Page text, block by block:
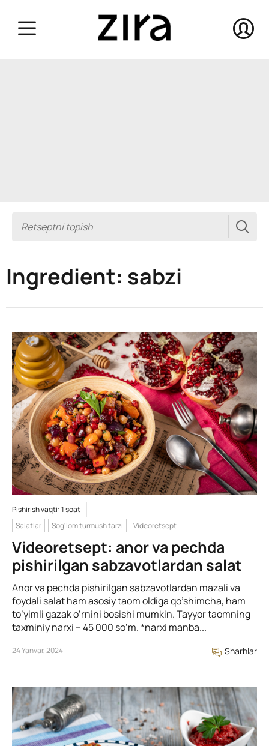
Ingredient: sabzi
Pishirish vaqti: 1 soat
Salatlar
Sog'lom turmush tarzi Videoretsept
Videoretsept: anor va pechda
pishirilgan sabzavotlardan salat
Anor va pechda pishirilgan sabzavotlardan mazali va
foydali salat ham asosiy taom oldiga qo’shimcha, ham
to’yimli gazak o’rnini bosishi mumkin. Tayyor taomning
taxminiy narxi – 45 000 so’m. *narxi manba...
24 Yanvar, 2024 Sharhlar